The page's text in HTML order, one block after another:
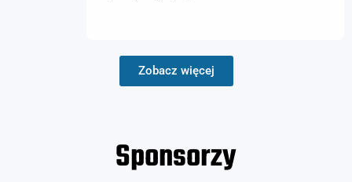
Zobacz więcej
Sponsorzy